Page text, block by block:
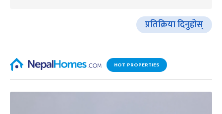
प्रतिक्रिया दिनुहोस्
HOT PROPERTIES